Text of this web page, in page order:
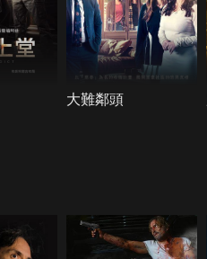
大難鄰頭